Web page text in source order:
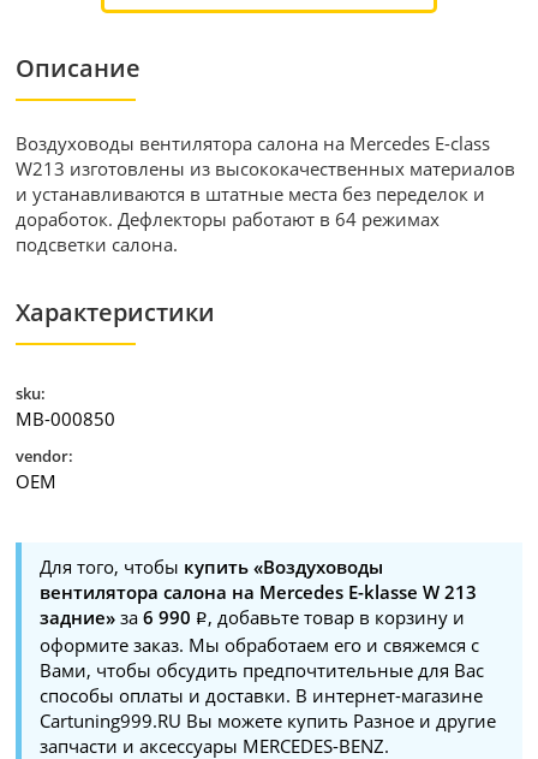
Описание
Воздуховоды вентилятора салона на Mercedes E-class
W213 изготовлены из высококачественных материалов
и устанавливаются в штатные места без переделок и
доработок. Дефлекторы работают в 64 режимах
подсветки салона.
Характеристики
sku:
MB-000850
vendor:
OEM
Для того, чтобы купить «Воздуховоды
вентилятора салона на Mercedes E-klasse W 213
задние» за6 990
, добавьте товар в корзину и
оформите заказ. Мы обработаем его и свяжемся с
Вами, чтобы обсудить предпочтительные для Вас
способы оплаты и доставки. В интернет-магазине
Cartuning999.RU Вы можете купить Разное и другие
запчасти и аксессуары MERCEDES-BENZ.